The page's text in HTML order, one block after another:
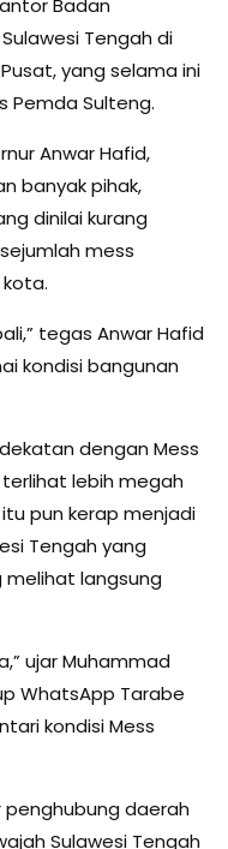
Badan
Tengah di
yang selama ini
Pemda Sulteng.
Anwar Hafid,
banyak pihak,
dinilai kurang
mess
tegas Anwar Hafid
kondisi bangunan
dengan Mess
terlihat lebih megah
pun kerap menjadi
Tengah yang
langsung
ujar Muhammad
WhatsApp Tarabe
kondisi Mess
daerah
Sulawesi Tengah